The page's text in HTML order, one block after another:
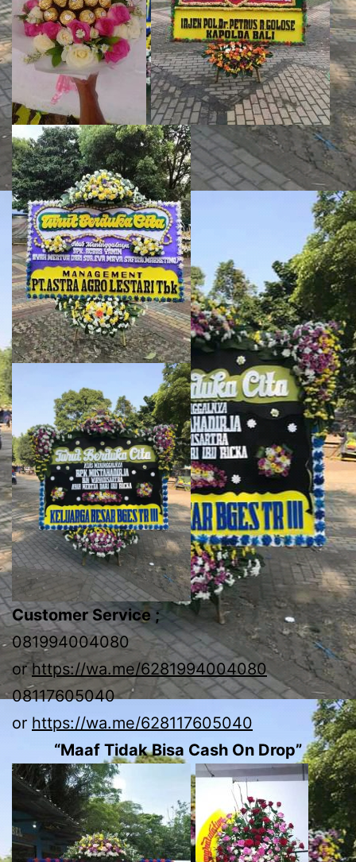
Customer Service ;
081994004080
orhttps://wa.me/6281994004080
08117605040
or https://wa.me/628117605040
“Maaf Tidak Bisa Cash On Drop”